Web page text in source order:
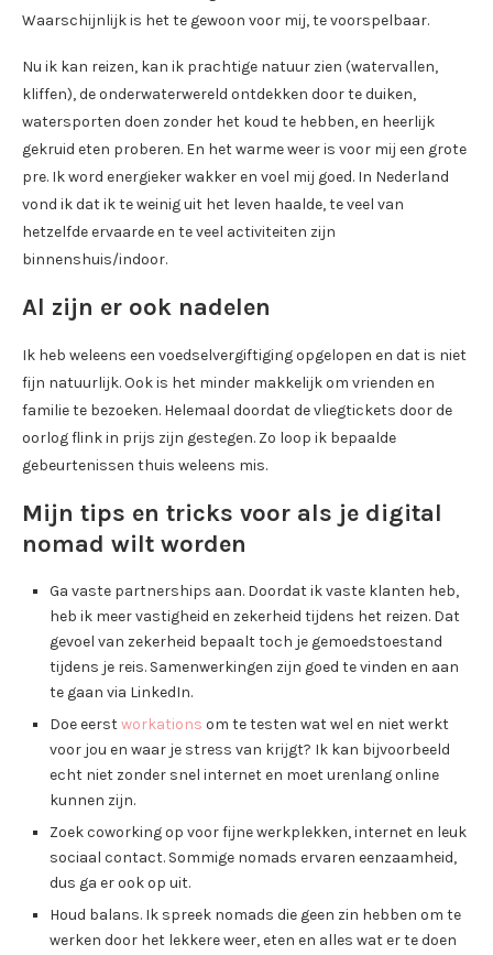
Waarschijnlijk is het te gewoon voor mij, te voorspelbaar.
Nu ik kan reizen, kan ik prachtige natuur zien (watervallen,
kliffen), de onderwaterwereld ontdekken door te duiken,
watersporten doen zonder het koud te hebben, en heerlijk
gekruid eten proberen. En het warme weer is voor mij een grote
pre. Ik word energieker wakker en voel mij goed. In Nederland
vond ik dat ik te weinig uit het leven haalde, te veel van
hetzelfde ervaarde en te veel activiteiten zijn
binnenshuis/indoor.
Al zijn er ook nadelen
Ik heb weleens een voedselvergiftiging opgelopen en dat is niet
fijn natuurlijk. Ook is het minder makkelijk om vrienden en
familie te bezoeken. Helemaal doordat de vliegtickets door de
oorlog flink in prijs zijn gestegen. Zo loop ik bepaalde
gebeurtenissen thuis weleens mis.
Mijn tips en tricks voor als je digital
nomad wilt worden
Ga vaste partnerships aan. Doordat ik vaste klanten heb,
heb ik meer vastigheid en zekerheid tijdens het reizen. Dat
gevoel van zekerheid bepaalt toch je gemoedstoestand
tijdens je reis. Samenwerkingen zijn goed te vinden en aan
te gaan via LinkedIn.
Doe eerstworkations om te testen wat wel en niet werkt
voor jou en waar je stress van krijgt? Ik kan bijvoorbeeld
echt niet zonder snel internet en moet urenlang online
kunnen zijn.
Zoek coworking op voor fijne werkplekken, internet en leuk
sociaal contact. Sommige nomads ervaren eenzaamheid,
dus ga er ook op uit.
Houd balans. Ik spreek nomads die geen zin hebben om te
werken door het lekkere weer, eten en alles wat er te doen